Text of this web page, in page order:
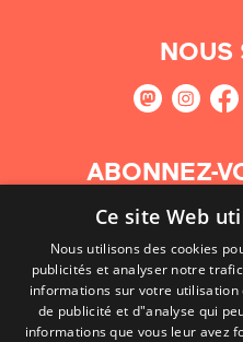
NOUS
ABONNEZ-
Ce site Web
Nous utilisons des cookies
publicités et analyser notre
informations sur votre
de publicité et d"analyse qui
informations que vous leur avez